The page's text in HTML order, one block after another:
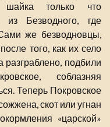
только что
из Безводного, где
же безводновцы,
того, как их село
разграблено, подбили
соблазняя
Теперь Покровское
скот или угнан
«царской»